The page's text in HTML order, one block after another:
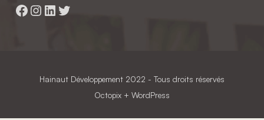
Facebook
Instagram
LinkedIn
Twitter
Hainaut Développement 2022 - Tous droits réservés
Octopix + WordPress